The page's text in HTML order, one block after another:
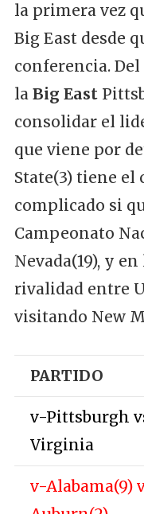
la primera vez
Big East desde
conferencia.
la Big East
consolidar el
que viene por
State(3) tiene el
complicado si
Campeonato
Nevada(19), y en
rivalidad entre
visitando New
PARTIDO
v-Pittsburgh
Virginia
v-Alabama(9)